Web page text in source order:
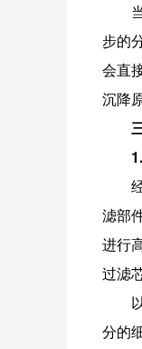
步的
会直
沉降
滤部
进行
过滤
分的